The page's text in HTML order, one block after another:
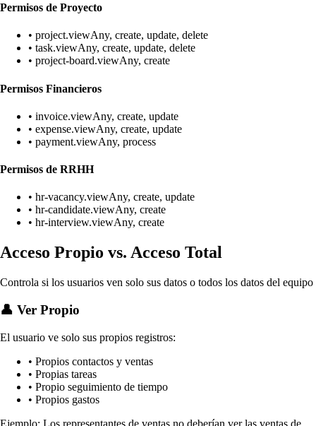
Permisos de Proyecto
• project.viewAny, create, update, delete
• task.viewAny, create, update, delete
• project-board.viewAny, create
Permisos Financieros
• invoice.viewAny, create, update
• expense.viewAny, create, update
• payment.viewAny, process
Permisos de RRHH
• hr-vacancy.viewAny, create, update
• hr-candidate.viewAny, create
• hr-interview.viewAny, create
Acceso Propio vs. Acceso Total
Controla si los usuarios ven solo sus datos o todos los datos del equipo
👤 Ver Propio
El usuario ve solo sus propios registros:
• Propios contactos y ventas
• Propias tareas
• Propio seguimiento de tiempo
• Propios gastos
Ejemplo: Los representantes de ventas no deberían ver las ventas de